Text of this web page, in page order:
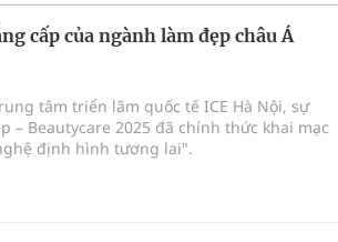
cấp của ngành làm đẹp châu Á
tâm triển lãm quốc tế ICE Hà Nội, sự
– Beautycare 2025 đã chính thức khai mạc
định hình tương lai".